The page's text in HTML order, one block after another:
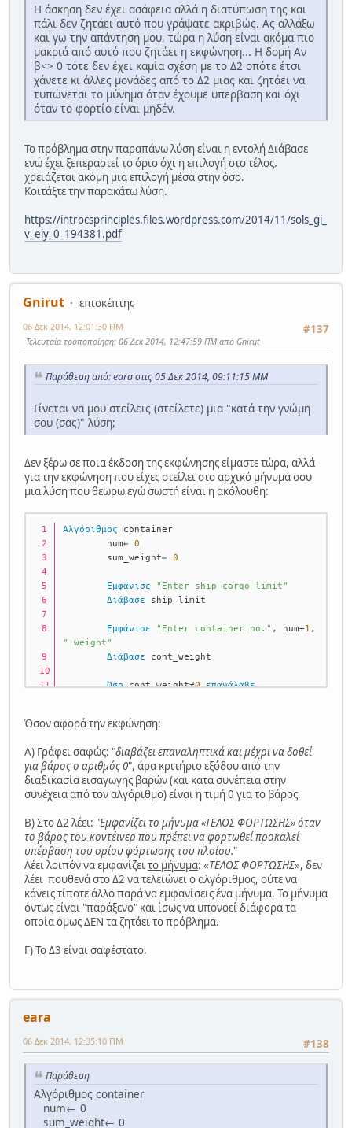
Η άσκηση δεν έχει ασάφεια αλλά η διατύπωση της και
πάλι δεν ζητάει αυτό που γράψατε ακριβώς. Ας αλλάξω
και γω την απάντηση μου, τώρα η λύση είναι ακόμα πιο
μακριά από αυτό που ζητάει η εκφώνηση... Η δομή Αν
β<> 0 τότε δεν έχει καμία σχέση με το Δ2 οπότε έτσι
χάνετε κι άλλες μονάδες από το Δ2 μιας και ζητάει να
τυπώνεται το μύνημα όταν έχουμε υπερβαση και όχι
όταν το φορτίο είναι μηδέν.
Το πρόβλημα στην παραπάνω λύση είναι η εντολή Διάβασε
ενώ έχει ξεπεραστεί το όριο όχι η επιλογή στο τέλος.
χρειάζεται ακόμη μια επιλογή μέσα στην όσο.
Κοιτάξτε την παρακάτω λύση.
https://introcsprinciples.files.wordpress.com/2014/11/sols_gi_
v_eiy_0_194381.pdf
Gnirut
επισκέπτης
#137
06 Δεκ 2014, 12:01:30 ΠΜ
Τελευταία τροποποίηση: 06 Δεκ 2014, 12:47:59 ΠΜ από Gnirut
Παράθεση από: eara στις 05 Δεκ 2014, 09:11:15 ΜΜ
Γίνεται να μου στείλεις (στείλετε) μια "κατά την γνώμη
σου (σας)" λύση;
Δεν ξέρω σε ποια έκδοση της εκφώνησης είμαστε τώρα, αλλά
για την εκφώνηση που είχες στείλει στο αρχικό μήνυμά σου
μια λύση που θεωρω εγώ σωστή είναι η ακόλουθη:
Αλγόριθμος container
	num←
0
	sum_weight←
0
Εμφάνισε
"Enter ship cargo limit"
Διάβασε ship_limit
Εμφάνισε "Enter container no." , num+1
" weight"
Διάβασε cont_weight
Όσο cont_weight≠0 επανάλαβε
			sum_weight←
			num← num+
1
αλλιώς
Εμφάνισε "ΤΕΛΟΣ
ΦΟΡΤΩΣΗΣ"
Εμφάνισε "Enter container
no.", num+1 , " weight"
Διάβασε cont_weight
Τέλος_επανάληψης
Εμφάνισε "Πλήθος container: ", num
Τέλος container
Όσον αφορά την εκφώνηση:
Α) Γράφει σαφώς: "διαβάζει επαναληπτικά και μέχρι να δοθεί
για βάρος ο αριθμός 0", άρα κριτήριο εξόδου από την
διαδικασία εισαγωγης βαρών (και κατα συνέπεια στην
συνέχεια από τον αλγόριθμο) είναι η τιμή 0 για το βάρος.
Β) Στο Δ2 λέει: "Εμφανίζει το μήνυμα «ΤΕΛΟΣ ΦΟΡΤΩΣΗΣ» όταν
το βάρος του κοντέινερ που πρέπει να φορτωθεί προκαλεί
υπέρβαση του ορίου φόρτωσης του πλοίου."
Λέει λοιπόν να εμφανίζει το μήνυμα: «ΤΕΛΟΣ ΦΟΡΤΩΣΗΣ», δεν
λέει πουθενά στο Δ2 να τελειώνει ο αλγόριθμος, ούτε να
κάνεις τίποτε άλλο παρά να εμφανίσεις ένα μήνυμα. Το μήνυμα
όντως είναι "παράξενο" και ίσως να υπονοεί διάφορα τα
οποία όμως ΔΕΝ τα ζητάει το πρόβλημα.
Γ) Το Δ3 είναι σαφέστατο.
eara
#138
06 Δεκ 2014, 12:35:10 ΠΜ
Παράθεση
Αλγόριθμος container
num← 0
sum_weight← 0